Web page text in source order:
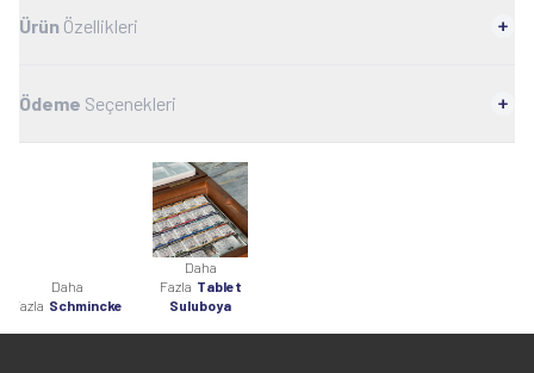
Ürün Özellikleri
Ödeme Seçenekleri
Daha
Fazla Schmincke
Daha
Fazla Tablet
Suluboya